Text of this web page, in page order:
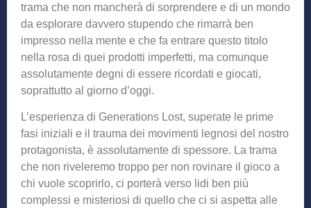
trama che non mancherà di sorprendere e di un mondo
da esplorare davvero stupendo che rimarrà ben
impresso nella mente e che fa entrare questo titolo
nella rosa di quei prodotti imperfetti, ma comunque
assolutamente degni di essere ricordati e giocati,
soprattutto al giorno d’oggi.
L’esperienza di Generations Lost, superate le prime
fasi iniziali e il trauma dei movimenti legnosi del nostro
protagonista, è assolutamente di spessore. La trama
che non riveleremo troppo per non rovinare il gioco a
chi vuole scoprirlo, ci porterà verso lidi ben più
complessi e misteriosi di quello che ci si aspetta alle